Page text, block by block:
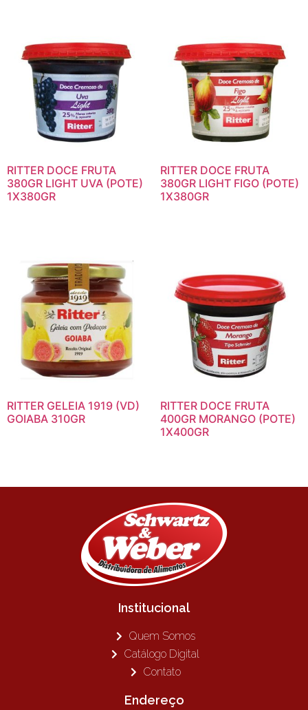
RITTER DOCE FRUTA
380GR LIGHT UVA (POTE)
1X380GR
RITTER DOCE FRUTA
380GR LIGHT FIGO (POTE)
1X380GR
RITTER GELEIA 1919 (VD)
GOIABA 310GR
RITTER DOCE FRUTA
400GR MORANGO (POTE)
1X400GR
Institucional
Quem Somos
Catálogo Digital
Contato
Endereço